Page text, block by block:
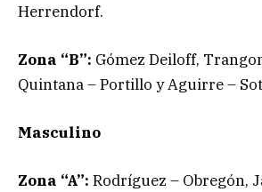
Herrendorf.
Zona “B”: Gómez Deiloff,
Quintana – Portillo y Aguirre –
Masculino
Zona “A”: Rodríguez – Obregón,